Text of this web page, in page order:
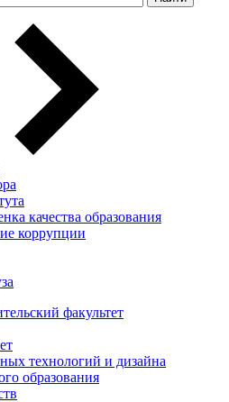
качества образования
коррупции
факультет
технологий и дизайна
образования